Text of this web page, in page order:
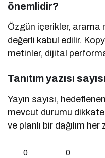
önemlidir?
Özgün içerikler, arama
değerli kabul edilir.
metinler, dijital
Tanıtım yazısı
Yayın sayısı,
mevcut durumu
ve planlı bir dağılım her
0 0